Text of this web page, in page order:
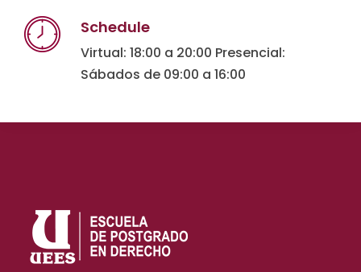
Schedule
Virtual: 18:00 a 20:00 Presencial:
Sábados de 09:00 a 16:00